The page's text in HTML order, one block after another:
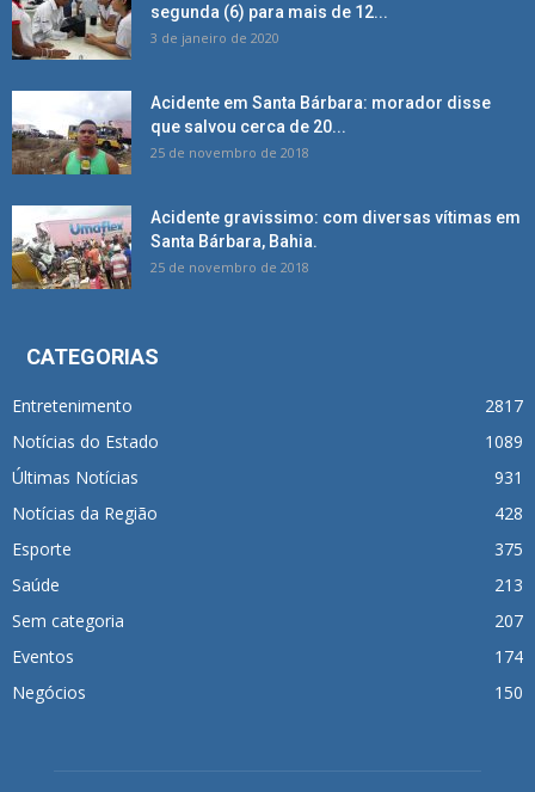
segunda (6) para mais de 12...
3 de janeiro de 2020
Acidente em Santa Bárbara: morador disse
que salvou cerca de 20...
25 de novembro de 2018
Acidente gravissimo: com diversas vítimas em
Santa Bárbara, Bahia.
25 de novembro de 2018
CATEGORIAS
Entretenimento
2817
Notícias do Estado
1089
Últimas Notícias
931
Notícias da Região
428
Esporte
375
Saúde
213
Sem categoria
207
Eventos
174
Negócios
150